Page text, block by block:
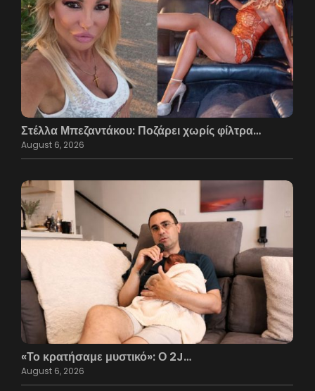
Στέλλα Μπεζαντάκου: Ποζάρει χωρίς φίλτρα…
August 6, 2026
«Το κρατήσαμε μυστικό»: Ο 2J…
August 6, 2026